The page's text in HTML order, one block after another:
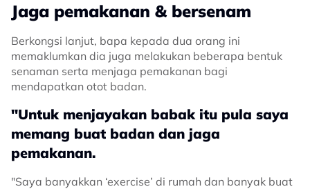
Jaga pemakanan & bersenam
Berkongsi lanjut, bapa kepada dua orang ini
memaklumkan dia juga melakukan beberapa bentuk
senaman serta menjaga pemakanan bagi
mendapatkan otot badan.
"Untuk menjayakan babak itu pula saya
memang buat badan dan jaga
pemakanan.
"Saya banyakkan ‘exercise’ di rumah dan banyak buat